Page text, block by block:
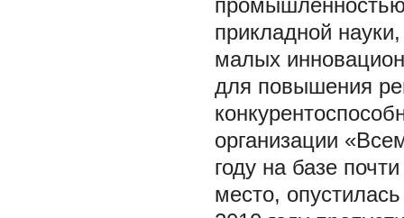
прикладной
малых
для повышения
организации
году на базе
место,